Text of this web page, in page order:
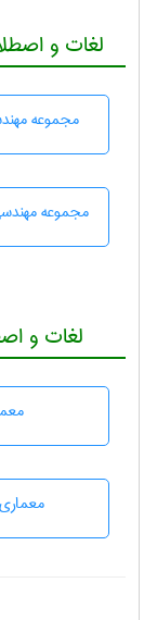
لغات و
مجموعه
مجموعه
لغات و